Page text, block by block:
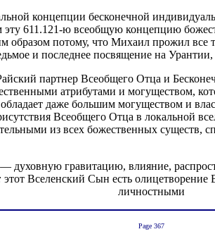
концепции бесконечной
611.121-ю всеобщую концепцию
образом потому, что Михаил прожил
и последнее посвящение на
партнер Всеобщего Отца и
атрибутами и могуществом,
даже большим могуществом и
Всеобщего Отца в локальной
из всех божественных существ,
духовную гравитацию, влияние,
этот Вселенский Сын есть
личностными
Page 367